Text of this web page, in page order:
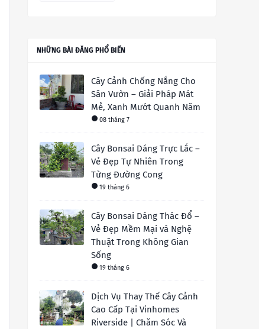
NHỮNG BÀI ĐĂNG PHỔ BIẾN
Cây Cảnh Chống Nắng Cho
Sân Vườn – Giải Pháp Mát
Mẻ, Xanh Mướt Quanh Năm
08 tháng 7
Cây Bonsai Dáng Trực Lắc –
Vẻ Đẹp Tự Nhiên Trong
Từng Đường Cong
19 tháng 6
Cây Bonsai Dáng Thác Đổ –
Vẻ Đẹp Mềm Mại và Nghệ
Thuật Trong Không Gian
Sống
19 tháng 6
Dịch Vụ Thay Thế Cây Cảnh
Cao Cấp Tại Vinhomes
Riverside | Chăm Sóc Và